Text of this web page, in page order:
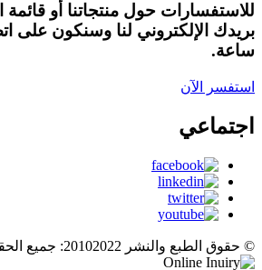
للاستفسارات حول منتجاتنا أو
ساعة.
استفسر الآن
اجتماعي
© حقوق الطبع والنشر 20102022: جميع الحقوق محفوظة.